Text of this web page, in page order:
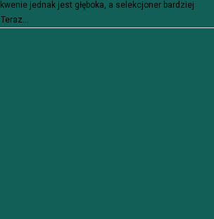
jednak jest głęboka, a selekcjoner bardziej